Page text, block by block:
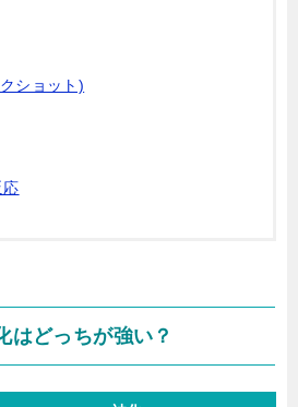
ショット)
応
はどっちが強い？